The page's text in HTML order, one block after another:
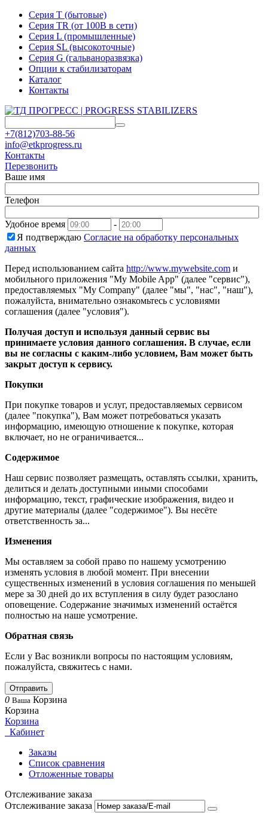
Серия T (бытовые)
Серия TR (от 100В в сети)
Серия L (промышленные)
Серия SL (высокоточные)
Серия G (гальваноразвязка)
Опции к стабилизаторам
Каталог
Контакты
+7(812)703-88-56
info@etkprogress.ru
Контакты
Перезвонить
Ваше имя
Телефон
Удобное время
-
Я подтверждаю Согласие на обработку персональных
данных
Перед использованием сайта http://www.mywebsite.com и
мобильного приложения "My Mobile App" (далее "сервис"),
предоставляемых "My Company" (далее "мы", "нас", "наш"),
пожалуйста, внимательно ознакомьтесь с условиями
соглашения (далее "условия").
Получая доступ и используя данный сервис вы
принимаете условия данного соглашения. В случае, если
вы не согласны с каким-либо условием, Вам может быть
закрыт доступ к сервису.
Покупки
При покупке товаров и услуг, предоставляемых сервисом
(далее "покупка"), Вам может потребоваться указать
информацию, имеющую отношение к покупке, которая
включает, но не ограничивается...
Содержимое
Наш сервис позволяет размещать, оставлять ссылки, хранить,
делиться и делать доступными иными способами
информацию, текст, графические изображения, видео и
другие материалы (далее "содержимое"). Вы несёте
ответственность за...
Изменения
Мы оставляем за собой право по нашему усмотрению
изменять условия в любой момент. При внесении
существенных изменений в условия соглашения по меньшей
мере за 30 дней до их вступления в силу будет разослано
оповещение. Содержание значимых изменений остаётся
полностью на наше усмотрение.
Обратная связь
Если у Вас возникли вопросы по настоящим условиям,
пожалуйста, свяжитесь с нами.
Отправить
0 Ваша Корзина
Корзина
Корзина
Кабинет
Заказы
Список сравнения
Отложенные товары
Отслеживание заказа
Отслеживание заказа